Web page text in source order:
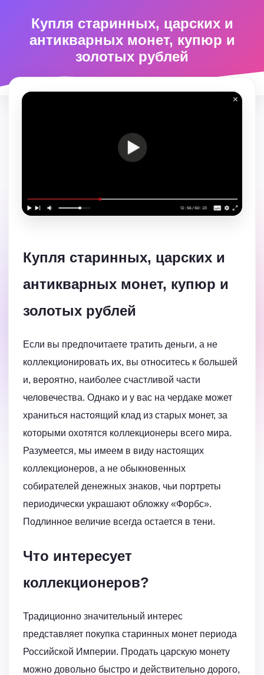
Купля старинных, царских и
антикварных монет, купюр и
золотых рублей
Купля старинных, царских и
антикварных монет, купюр и
золотых рублей
Если вы предпочитаете тратить деньги, а не
коллекционировать их, вы относитесь к большей
и, вероятно, наиболее счастливой части
человечества. Однако и у вас на чердаке может
храниться настоящий клад из старых монет, за
которыми охотятся коллекционеры всего мира.
Разумеется, мы имеем в виду настоящих
коллекционеров, а не обыкновенных
собирателей денежных знаков, чьи портреты
периодически украшают обложку «Форбс».
Подлинное величие всегда остается в тени.
Что интересует
коллекционеров?
Традиционно значительный интерес
представляет покупка старинных монет периода
Российской Империи. Продать царскую монету
можно довольно быстро и действительно дорого,